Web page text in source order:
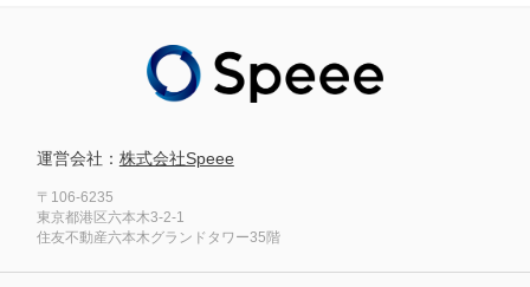
運営会社： 株式会社Speee
〒106-6235
東京都港区六本木3-2-1
住友不動産六本木グランドタワー35階